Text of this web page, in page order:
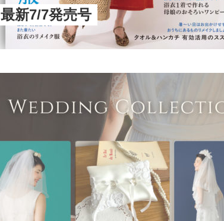
最新7/7発売号